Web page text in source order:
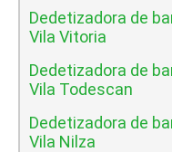
Dedetizadora de
Vila Vitoria
Dedetizadora de
Vila Todescan
Dedetizadora de
Vila Nilza